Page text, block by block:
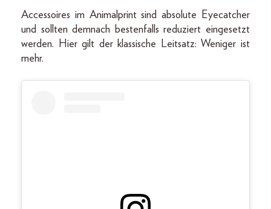
Accessoires im Animalprint sind absolute Eyecatcher
und sollten demnach bestenfalls reduziert eingesetzt
werden. Hier gilt der klassische Leitsatz: Weniger ist
mehr.